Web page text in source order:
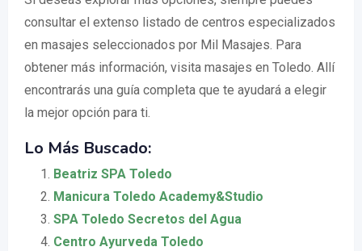
consultar el extenso listado de centros especializados
en masajes seleccionados por Mil Masajes. Para
obtener más información, visita masajes en Toledo. Allí
encontrarás una guía completa que te ayudará a elegir
la mejor opción para ti.
Lo Más Buscado:
Beatriz SPA Toledo
Manicura Toledo Academy&Studio
SPA Toledo Secretos del Agua
Centro Ayurveda Toledo